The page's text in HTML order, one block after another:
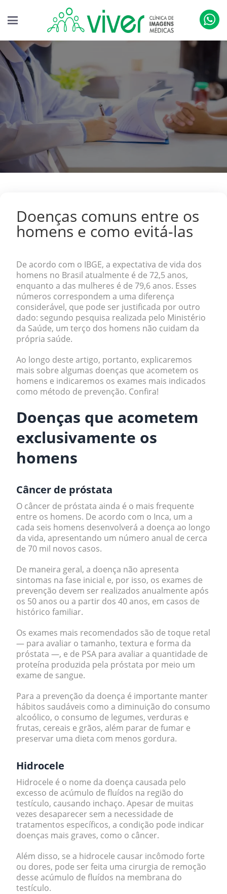
Doenças comuns entre os
homens e como evitá-las
De acordo com o IBGE, a expectativa de vida dos
homens no Brasil atualmente é de 72,5 anos,
enquanto a das mulheres é de 79,6 anos. Esses
números correspondem a uma diferença
considerável, que pode ser justificada por outro
dado: segundo pesquisa realizada pelo Ministério
da Saúde, um terço dos homens não cuidam da
própria saúde.
Ao longo deste artigo, portanto, explicaremos
mais sobre algumas doenças que acometem os
homens e indicaremos os exames mais indicados
como método de prevenção. Confira!
Doenças que acometem
exclusivamente os
homens
Câncer de próstata
O câncer de próstata ainda é o mais frequente
entre os homens. De acordo com o Inca, um a
cada seis homens desenvolverá a doença ao longo
da vida, apresentando um número anual de cerca
de 70 mil novos casos.
De maneira geral, a doença não apresenta
sintomas na fase inicial e, por isso, os exames de
prevenção devem ser realizados anualmente após
os 50 anos ou a partir dos 40 anos, em casos de
histórico familiar.
Os exames mais recomendados são de toque retal
— para avaliar o tamanho, textura e forma da
próstata —, e de PSA para avaliar a quantidade de
proteína produzida pela próstata por meio um
exame de sangue.
Para a prevenção da doença é importante manter
hábitos saudáveis como a diminuição do consumo
alcoólico, o consumo de legumes, verduras e
frutas, cereais e grãos, além parar de fumar e
preservar uma dieta com menos gordura.
Hidrocele
Hidrocele é o nome da doença causada pelo
excesso de acúmulo de fluídos na região do
testículo, causando inchaço. Apesar de muitas
vezes desaparecer sem a necessidade de
tratamentos específicos, a condição pode indicar
doenças mais graves, como o câncer.
Além disso, se a hidrocele causar incômodo forte
ou dores, pode ser feita uma cirurgia de remoção
desse acúmulo de fluídos na membrana do
testículo.